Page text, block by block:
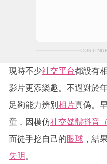
現時不少社交平台都設有
影片更添樂趣。不過對於
足夠能力辨別相片真偽。
童，因模仿社交媒體抖音
而徒手挖自己的眼球 ，結
失明。